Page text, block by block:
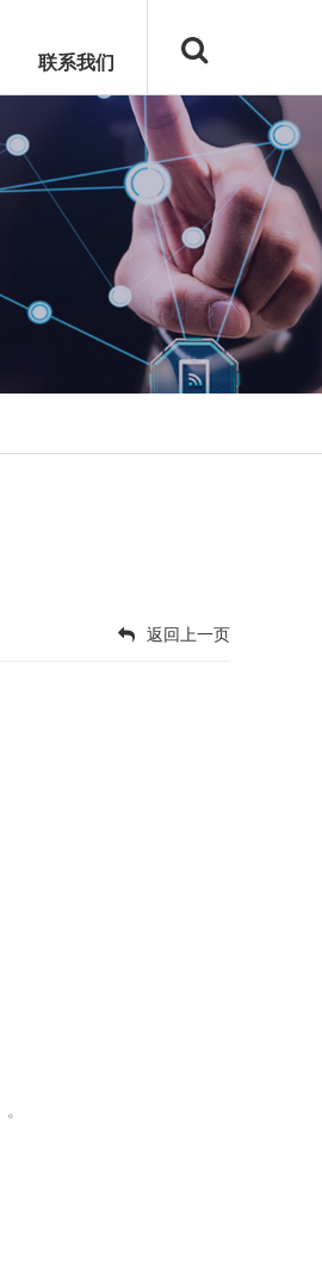
启东翰林府
联系我们
返回上一页
。